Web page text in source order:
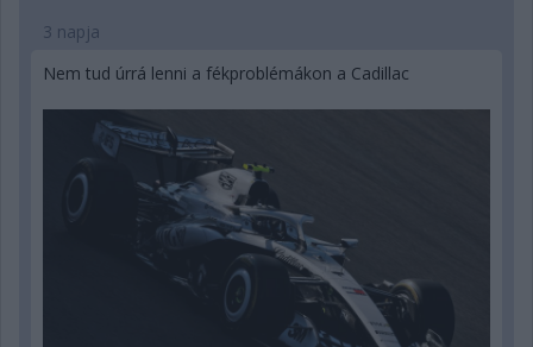
3 napja
Nem tud úrrá lenni a fékproblémákon a Cadillac